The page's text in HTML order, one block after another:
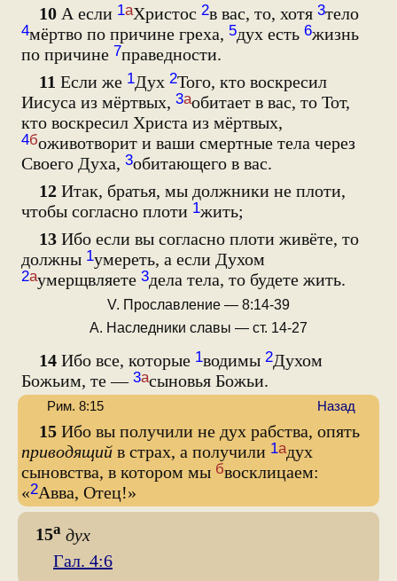
10 А если 1аХристос 2в вас, то, хотя 3тело
4мёртво по причине греха, 5дух есть 6жизнь
по причине 7праведности.
11 Если же 1Дух 2Того, кто воскресил
Иисуса из мёртвых, 3аобитает в вас, то Тот,
кто воскресил Христа из мёртвых,
4боживотворит и ваши смертные тела через
Своего Духа, 3обитающего в вас.
12 Итак, братья, мы должники не плоти,
чтобы согласно плоти 1жить;
13 Ибо если вы согласно плоти живёте, то
должны 1умереть, а если Духом
2аумерщвляете 3дела тела, то будете жить.
V. Прославление — 8:14-39
А. Наследники славы — ст. 14-27
14 Ибо все, которые 1водимы 2Духом
Божьим, те — 3асыновья Божьи.
15 Ибо вы получили не дух рабства, опять
приводящий в страх, а получили 1адух
сыновства, в котором мы бвосклицаем:
«2Авва, Отец!»
Рим. 8:15 Назад
15а дух
Гал. 4:6